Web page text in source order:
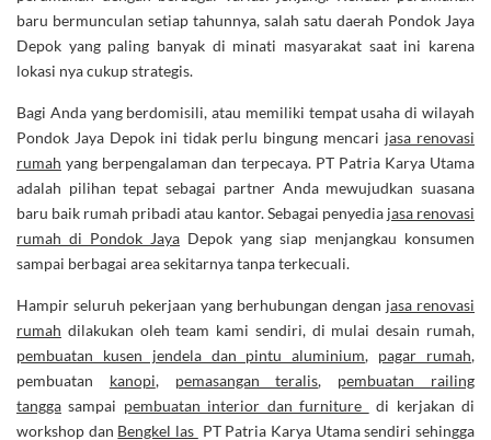
baru bermunculan setiap tahunnya, salah satu daerah Pondok Jaya
Depok yang paling banyak di minati masyarakat saat ini karena
lokasi nya cukup strategis.
Bagi Anda yang berdomisili, atau memiliki tempat usaha di wilayah
Pondok Jaya Depok ini tidak perlu bingung mencari jasa renovasi
rumah yang berpengalaman dan terpecaya. PT Patria Karya Utama
adalah pilihan tepat sebagai partner Anda mewujudkan suasana
baru baik rumah pribadi atau kantor. Sebagai penyedia jasa renovasi
rumah di Pondok Jaya Depok yang siap menjangkau konsumen
sampai berbagai area sekitarnya tanpa terkecuali.
Hampir seluruh pekerjaan yang berhubungan dengan jasa renovasi
rumah dilakukan oleh team kami sendiri, di mulai desain rumah,
pembuatan kusen jendela dan pintu aluminium, pagar rumah,
pembuatan kanopi, pemasangan teralis, pembuatan railing
tangga sampai pembuatan interior dan furniture
di kerjakan di
workshop dan Bengkel las PT Patria Karya Utama sendiri sehingga